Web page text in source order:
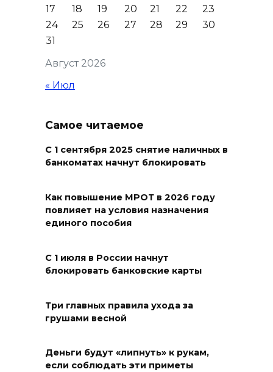
На юге и северо-востоке
Ростовской области сегодня
ожидается чрезвычайная
09 августа 2026 09:34
Ростове жара
09 августа 2026 07:01
Горел сухостой: в Ростовской
области сбили 30 БПЛА
приметы на 9 августа
Август 2026
17
18 19 20 21 22
23
24
25 26 27 28 29
30
31
« Июл
Самое читаемое
С 1 сентября 2025 снятие наличных в
банкоматах начнут блокировать
Как повышение МРОТ в 2026 году
повлияет на условия назначения
единого пособия
С 1 июля в России начнут
блокировать банковские карты
Три главных правила ухода за
грушами весной
Деньги будут «липнуть» к рукам,
если соблюдать эти приметы